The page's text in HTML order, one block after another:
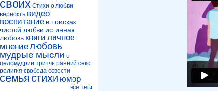
своих Стихи о любви
верность видео
воспитание в поисках
чистой любви истинная
любовь книги личное
мнениелюбовь
мудрые мысли о
целомудрии притчи ранний секс
религия свобода совести
семья стихи юмор
все теги